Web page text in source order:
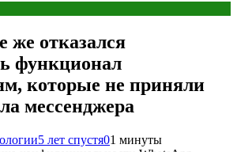
же отказался
функционал
которые не приняли
мессенджера
5 лет спустя01 минуты